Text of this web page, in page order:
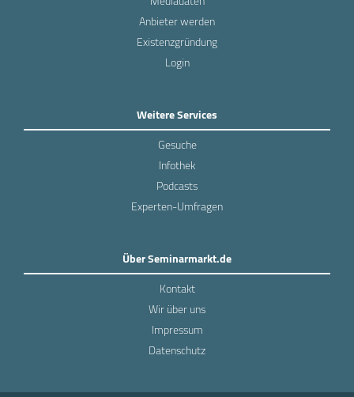
Anbieter werden
Existenzgründung
Login
Weitere Services
Gesuche
Infothek
Podcasts
Experten-Umfragen
Über Seminarmarkt.de
Kontakt
Wir über uns
Impressum
Datenschutz